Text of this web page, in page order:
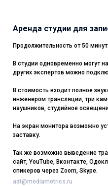
Аренда студии для
Продолжительность от 50 минут.
В студии одновременно могут
других экспертов можно
В стоимость входит полное
инженером трансляции, три
наушников, студийное
На экран монитора возможно
заставку.
Так же возможно выведение
сайт, YouTube, Вконтакте,
спикеров через Zoom, Skype.
adt@mediametrics.ru